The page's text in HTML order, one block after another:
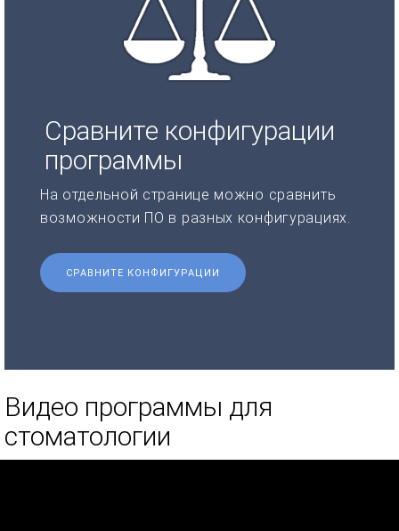
Сравните конфигурации
программы
На отдельной странице можно сравнить
возможности ПО в разных конфигурациях.
СРАВНИТЕ КОНФИГУРАЦИИ
Видео программы для
стоматологии